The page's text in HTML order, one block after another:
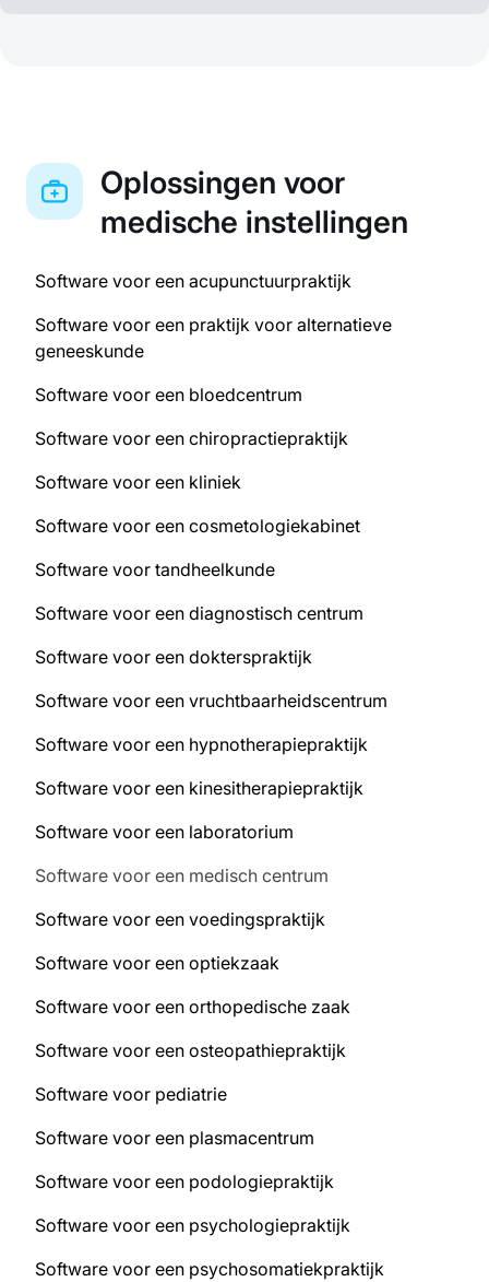
Oplossingen voor
medische instellingen
Software voor een acupunctuurpraktijk
Software voor een praktijk voor alternatieve
geneeskunde
Software voor een bloedcentrum
Software voor een chiropractiepraktijk
Software voor een kliniek
Software voor een cosmetologiekabinet
Software voor tandheelkunde
Software voor een diagnostisch centrum
Software voor een dokterspraktijk
Software voor een vruchtbaarheidscentrum
Software voor een hypnotherapiepraktijk
Software voor een kinesitherapiepraktijk
Software voor een laboratorium
Software voor een medisch centrum
Software voor een voedingspraktijk
Software voor een optiekzaak
Software voor een orthopedische zaak
Software voor een osteopathiepraktijk
Software voor pediatrie
Software voor een plasmacentrum
Software voor een podologiepraktijk
Software voor een psychologiepraktijk
Software voor een psychosomatiekpraktijk